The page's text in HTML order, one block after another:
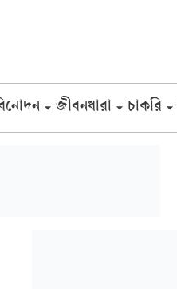
জীবনধারা চাকরি